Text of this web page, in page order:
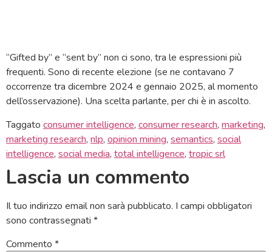
“Gifted by” e “sent by” non ci sono, tra le espressioni più
frequenti. Sono di recente elezione (se ne contavano 7
occorrenze tra dicembre 2024 e gennaio 2025, al momento
dell’osservazione). Una scelta parlante, per chi è in ascolto.
Taggato consumer intelligence, consumer research, marketing,
marketing research, nlp, opinion mining, semantics, social
intelligence, social media, total intelligence, tropic srl
Lascia un commento
Il tuo indirizzo email non sarà pubblicato. I campi obbligatori
sono contrassegnati *
Commento *